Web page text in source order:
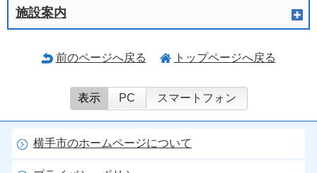
施設案内
前のページへ戻る トップページへ戻る
表示 PC スマートフォン
横手市のホームページについて